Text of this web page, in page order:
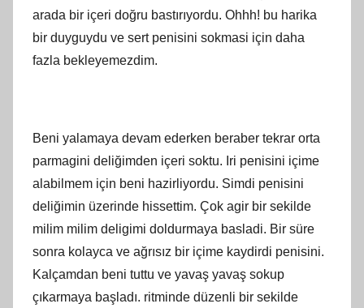
arada bir içeri doğru bastırıyordu. Ohhh! bu harika
bir duyguydu ve sert penisini sokmasi için daha
fazla bekleyemezdim.
Beni yalamaya devam ederken beraber tekrar orta
parmagini deliğimden içeri soktu. Iri penisini içime
alabilmem için beni hazirliyordu. Simdi penisini
deliğimin üzerinde hissettim. Çok agir bir sekilde
milim milim deligimi doldurmaya basladi. Bir süre
sonra kolayca ve ağrısız bir içime kaydirdi penisini.
Kalçamdan beni tuttu ve yavaş yavaş sokup
çıkarmaya başladı. ritminde düzenli bir sekilde